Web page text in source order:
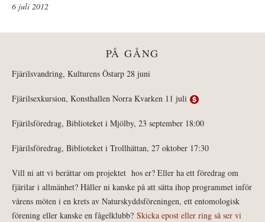
6 juli 2012
PÅ GÅNG
Fjärilsvandring, Kulturens Östarp 28 juni
Fjärilsexkursion, Konsthallen Norra Kvarken 11 juli
Fjärilsföredrag, Biblioteket i Mjölby, 23 september 18:00
Fjärilsföredrag, Biblioteket i Trollhättan, 27 oktober 17:30
Vill ni att vi berättar om projektet hos er? Eller ha ett föredrag om
fjärilar i allmänhet? Håller ni kanske på att sätta ihop programmet inför
vårens möten i en krets av Naturskyddsföreningen, ett entomologisk
förening eller kanske en fågelklubb? Skicka epost eller ring så ser vi